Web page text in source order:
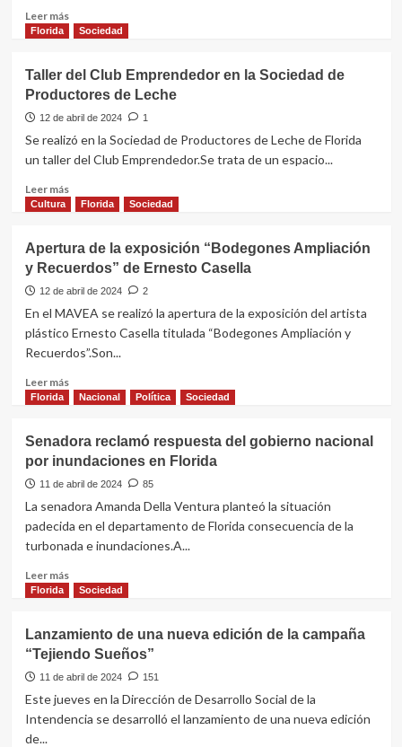
Leer másLeer
más
Raffo
cerró
su
gira
el
con
en
el
Centro
Florida Sociedad
Taller del Club Emprendedor en la Sociedad de
Productores de Leche
12 de abril de 2024 1
Se realizó en la Sociedad de Productores de Leche de Florida
un taller del Club Emprendedor.Se trata de un espacio...
Leer másLeer
más
del
Club
Emprendedor
en
Sociedad
de
de
Leche
Cultura Florida Sociedad
Apertura de la exposición “Bodegones Ampliación
y Recuerdos” de Ernesto Casella
12 de abril de 2024 2
En el MAVEA se realizó la apertura de la exposición del artista
plástico Ernesto Casella titulada “Bodegones Ampliación y
Recuerdos”.Son...
Leer másLeer
más
de
la
exposición
“Bodegones
y
Recuerdos”
Ernesto
Casella
Florida Nacional Política Sociedad
Senadora reclamó respuesta del gobierno nacional
por inundaciones en Florida
11 de abril de 2024 85
La senadora Amanda Della Ventura planteó la situación
padecida en el departamento de Florida consecuencia de la
turbonada e inundaciones.A...
Leer másLeer
más
reclamó
respuesta
del
gobierno
por
Florida Sociedad
Lanzamiento de una nueva edición de la campaña
“Tejiendo Sueños”
11 de abril de 2024 151
Este jueves en la Dirección de Desarrollo Social de la
Intendencia se desarrolló el lanzamiento de una nueva edición
de...